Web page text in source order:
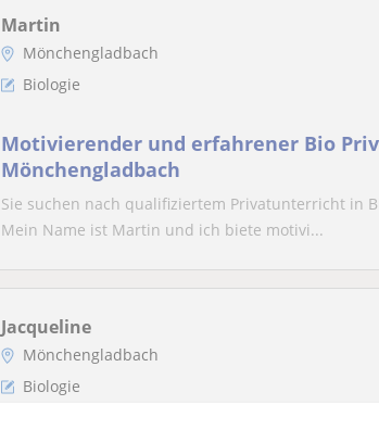
Martin
Mönchengladbach
Biologie
Motivierender und erfahrener Bio
Mönchengladbach
Sie suchen nach qualifiziertem Privatunterricht in
Mein Name ist Martin und ich biete motivi...
Jacqueline
Mönchengladbach
Biologie